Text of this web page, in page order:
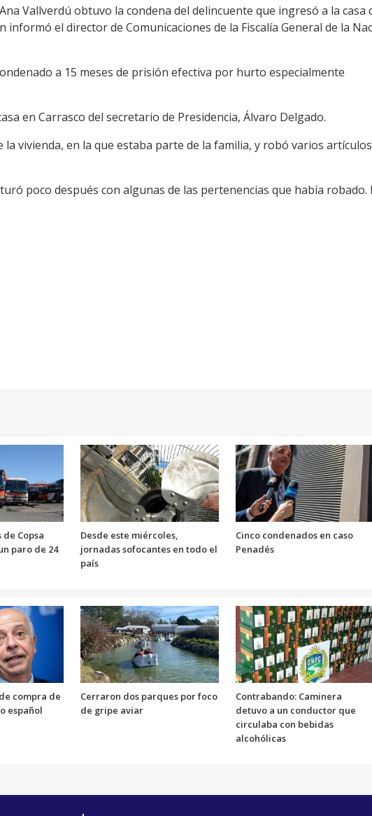
Vallverdú obtuvo la condena del delincuente que ingresó a la casa
el director de Comunicaciones de la Fiscalía General de la
a 15 meses de prisión efectiva por hurto especialmente
en Carrasco del secretario de Presidencia, Álvaro Delgado.
vivienda, en la que estaba parte de la familia, y robó varios
poco después con algunas de las pertenencias que había robado.
Copsa
paro de 24
Desde este miércoles,
jornadas sofocantes en todo el
país
Cinco condenados en caso
Penadés
compra de
español
Cerraron dos parques por foco
de gripe aviar
Contrabando: Caminera
detuvo a un conductor que
circulaba con bebidas
alcohólicas